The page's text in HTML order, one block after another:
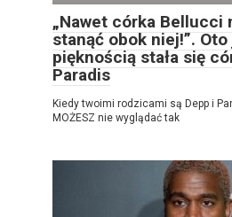
„Nawet córka Bellucci
stanąć obok niej!”. Oto
pięknością stała się
Paradis
Kiedy twoimi rodzicami są Depp i
MOŻESZ nie wyglądać tak